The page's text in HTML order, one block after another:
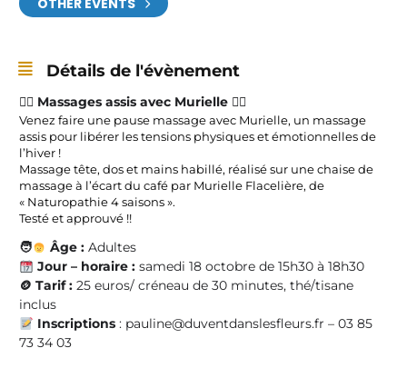
Détails de l'évènement
💆‍♀️ Massages assis avec Murielle 💆‍♂️
Venez faire une pause massage avec Murielle, un massage
assis pour libérer les tensions physiques et émotionnelles de
l’hiver !
Massage tête, dos et mains habillé, réalisé sur une chaise de
massage à l’écart du café par Murielle Flacelière, de
« Naturopathie 4 saisons ».
Testé et approuvé !!
🧑 Âge :Adultes
Jour – horaire :samedi 18 octobre de 15h30 à 18h30
🪙 Tarif : 25 euros/ créneau de 30 minutes, thé/tisane
inclus
Inscriptions: pauline@duventdanslesfleurs.fr – 03 85
73 34 03